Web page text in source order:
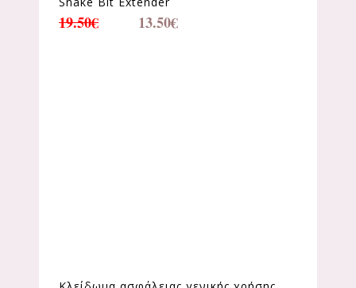
19.50€ 13.50€